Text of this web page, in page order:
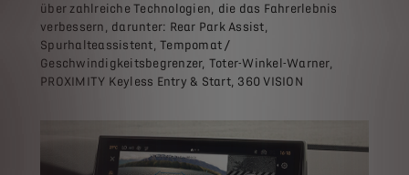
über zahlreiche Technologien, die das Fahrerlebnis
verbessern, darunter: Rear Park Assist,
Spurhalteassistent, Tempomat /
Geschwindigkeitsbegrenzer, Toter-Winkel-Warner,
PROXIMITY Keyless Entry & Start, 360 VISION